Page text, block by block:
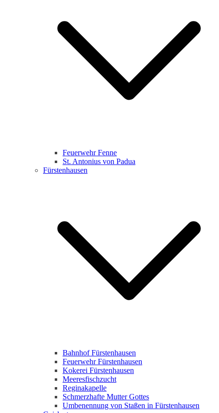
Feuerwehr Fenne
St. Antonius von Padua
Fürstenhausen
Bahnhof Fürstenhausen
Feuerwehr Fürstenhausen
Kokerei Fürstenhausen
Meeresfischzucht
Reginakapelle
Schmerzhafte Mutter Gottes
Umbenennung von Staßen in Fürstenhausen